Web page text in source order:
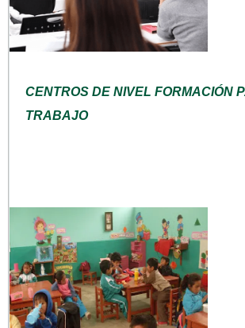
CENTROS DE NIVEL FORMACIÓN
TRABAJO